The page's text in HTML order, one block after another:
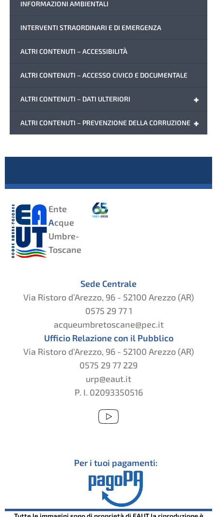
INFORMAZIONI AMBIENTALI
INTERVENTI STRAORDINARI E DI EMERGENZA
ALTRI CONTENUTI – ACCESSIBILITÀ
ALTRI CONTENUTI – ACCESSO CIVICO E DOCUMENTALE
+
ALTRI CONTENUTI – DATI ULTERIORI
+
ALTRI CONTENUTI – PREVENZIONE DELLA CORRUZIONE
Ente
Acque
Umbre-
Toscane
Sede Centrale
Via Ristoro d’Arezzo, 96 - 52100 Arezzo (AR)
0575 29 77 1
acqueumbretoscane@pec.it
Ufficio Relazione con il Pubblico
Via Ristoro d’Arezzo, 96 - 52100 Arezzo (AR)
0575 29 77 229
urp@eaut.it
P. I. 02093350516
Per i tuoi pagamenti: